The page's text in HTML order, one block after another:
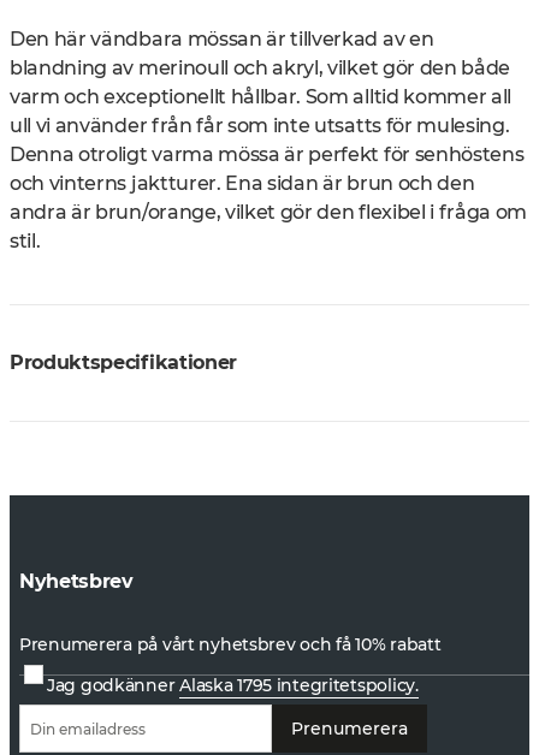
Den här vändbara mössan är tillverkad av en
blandning av merinoull och akryl, vilket gör den både
varm och exceptionellt hållbar. Som alltid kommer all
ull vi använder från får som inte utsatts för mulesing.
Denna otroligt varma mössa är perfekt för senhöstens
och vinterns jaktturer. Ena sidan är brun och den
andra är brun/orange, vilket gör den flexibel i fråga om
stil.
Produktspecifikationer
Nyhetsbrev
Prenumerera på vårt nyhetsbrev och få 10% rabatt
Jag godkännerAlaska 1795 integritetspolicy.
Prenumerera